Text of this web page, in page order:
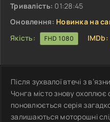
Тривалість: 01:28:45
Оновлення: Новинка на
Якість:
FHD 1080 IMDb:
Після зухвалої втечі з
Чонга місто знову
поновлюється серія
залишаються моторошні